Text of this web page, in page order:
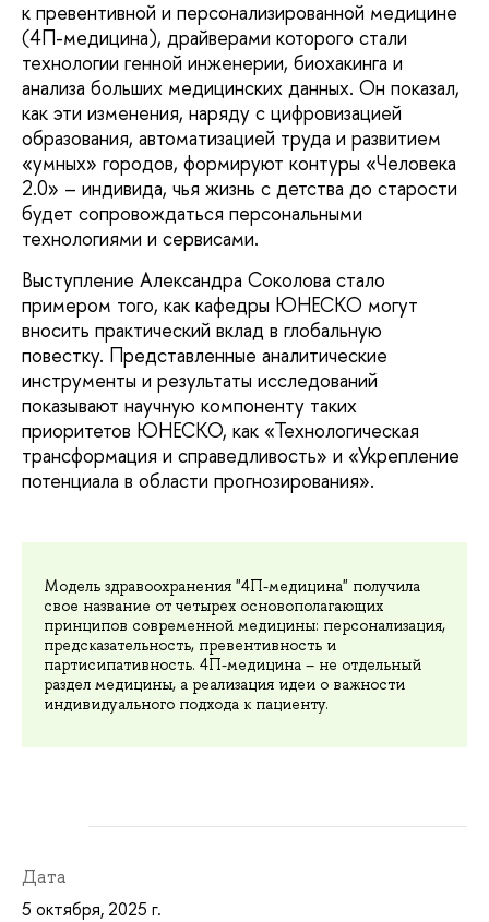
к превентивной и персонализированной медицине
(4П-медицина), драйверами которого стали
технологии генной инженерии, биохакинга и
анализа больших медицинских данных. Он показал,
как эти изменения, наряду с цифровизацией
образования, автоматизацией труда и развитием
«умных» городов, формируют контуры «Человека
2.0» – индивида, чья жизнь с детства до старости
будет сопровождаться персональными
технологиями и сервисами.
Выступление Александра Соколова стало
примером того, как кафедры ЮНЕСКО могут
вносить практический вклад в глобальную
повестку. Представленные аналитические
инструменты и результаты исследований
показывают научную компоненту таких
приоритетов ЮНЕСКО, как «Технологическая
трансформация и справедливость» и «Укрепление
потенциала в области прогнозирования».
Модель здравоохранения "4П-медицина" получила
свое название от четырех основополагающих
принципов современной медицины: персонализация,
предсказательность, превентивность и
партисипативность. 4П-медицина – не отдельный
раздел медицины, а реализация идеи о важности
индивидуального подхода к пациенту.
Дата
5 октября, 2025 г.